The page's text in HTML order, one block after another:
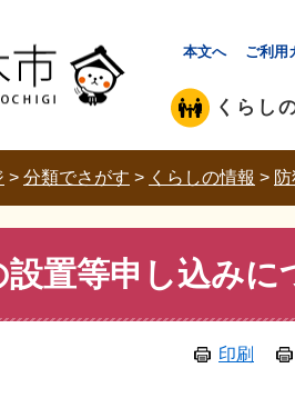
本文へ ご利用
くらし
> 分類でさがす > くらしの情報 >
設置等申し込みに
印刷